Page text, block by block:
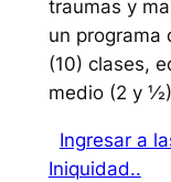
traumas y
un programa
(10) clases,
medio (2 y
Ingresar a
Iniquidad..